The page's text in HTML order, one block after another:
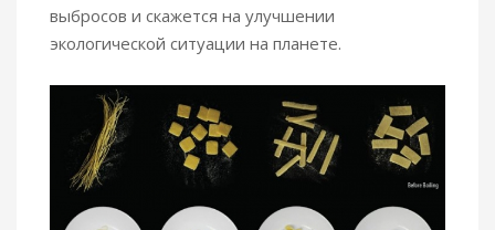
выбросов и скажется на улучшении
экологической ситуации на планете.